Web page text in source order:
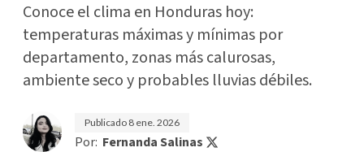
Conoce el clima en Honduras hoy:
temperaturas máximas y mínimas por
departamento, zonas más calurosas,
ambiente seco y probables lluvias débiles.
Publicado 8 ene. 2026
Por: Fernanda Salinas